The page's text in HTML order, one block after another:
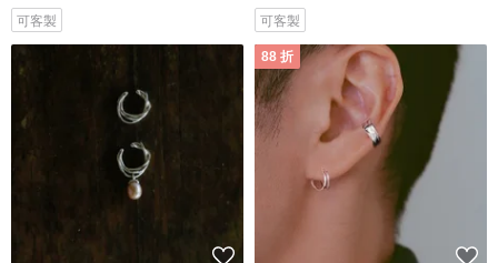
可客製 可客製
88 折